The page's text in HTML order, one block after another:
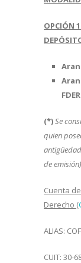
OPCIÓN
(*)Se
quien
de emisión)
Cuenta
Derecho (
ALIAS:
CUIT: 30-